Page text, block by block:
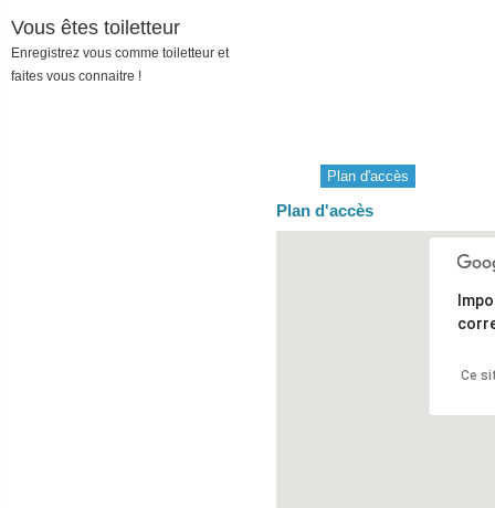
Plan d'accès
Plan d'accès
Ce
Vous êtes toiletteur
Enregistrez vous comme toiletteur et
faites vous connaitre !